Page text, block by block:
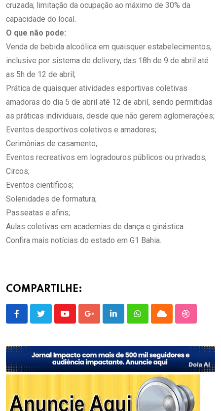
cruzada; limitação da ocupação ao máximo de 30% da
capacidade do local.
O que não pode:
Venda de bebida alcoólica em quaisquer estabelecimentos,
inclusive por sistema de delivery, das 18h de 9 de abril até
as 5h de 12 de abril;
Prática de quaisquer atividades esportivas coletivas
amadoras do dia 5 de abril até 12 de abril, sendo permitidas
as práticas individuais, desde que não gerem aglomerações;
Eventos desportivos coletivos e amadores;
Cerimônias de casamento;
Eventos recreativos em logradouros públicos ou privados;
Circos;
Eventos científicos;
Solenidades de formatura;
Passeatas e afins;
Aulas coletivas em academias de dança e ginástica.
Confira mais notícias do estado em G1 Bahia.
COMPARTILHE:
YoutubeGoogle+LinkedInWhatsappCloud